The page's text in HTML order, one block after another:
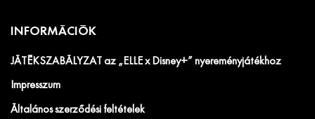
INFORMÁCIÓK
JÁTÉKSZABÁLYZAT az „ELLE x Disney+” nyereményjátékhoz
Impresszum
Általános szerződési feltételek